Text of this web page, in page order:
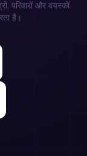
परिवारों और वयस्कों
है।